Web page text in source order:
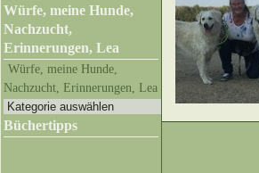
Würfe, meine Hunde,
Nachzucht,
Erinnerungen, Lea
Würfe, meine Hunde,
Nachzucht, Erinnerungen, Lea
Büchertipps